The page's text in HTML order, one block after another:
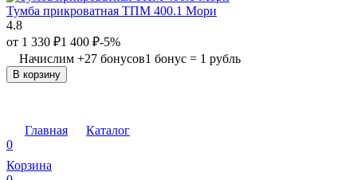
Тумба прикроватная ТПМ 400.1 Мори
4.8
от 1 330 ₽1 400 ₽-5%
Начислим +27 бонусов1 бонус = 1 рубль
В корзину
Главная
Каталог
0
Корзина